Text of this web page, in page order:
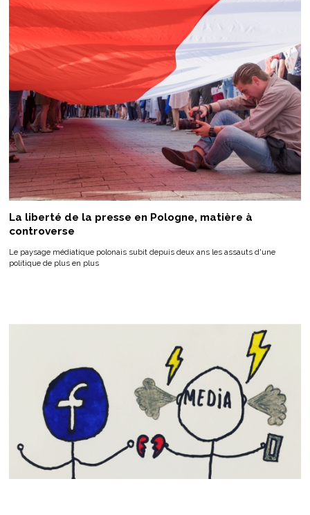
La liberté de la presse en Pologne, matière à
controverse
Le paysage médiatique polonais subit depuis deux ans les assauts d'une
politique de plus en plus